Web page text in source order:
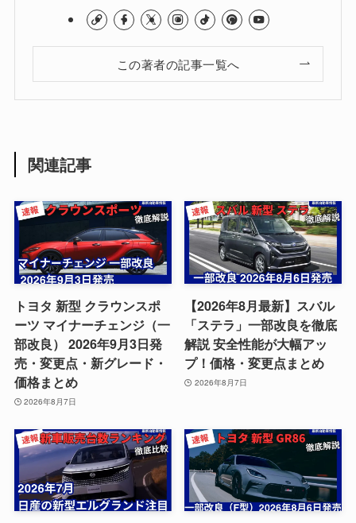
この著者の記事一覧へ
関連記事
トヨタ 新型 クラウンスポ
ーツ マイナーチェンジ（一
部改良） 2026年9月3日発
売・変更点・新グレード・
価格まとめ
2026年8月7日
【2026年8月最新】スバル
「ステラ」一部改良を徹底
解説 安全性能が大幅アッ
プ！価格・変更点まとめ
2026年8月7日